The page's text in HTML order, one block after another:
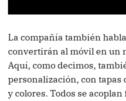
La compañía también
convertirán al móvil en un
Aquí, como decimos,
personalización, con tapas
y colores. Todos se